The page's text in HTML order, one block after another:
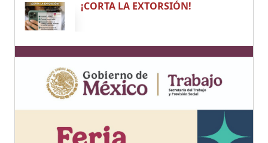
¡CORTA LA EXTORSIÓN!